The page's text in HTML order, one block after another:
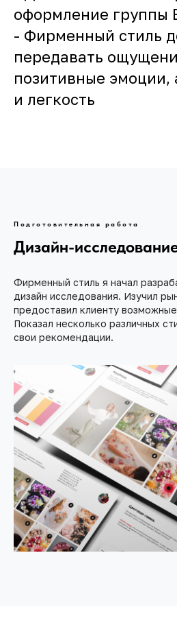
оформление группы
- Фирменный стиль
передавать
позитивные эмоции,
и легкость
Подготовительная работа
Дизайн-
Фирменный стиль я начал
дизайн исследования. Изучил
предоставил клиенту
Показал несколько различных
свои рекомендации.